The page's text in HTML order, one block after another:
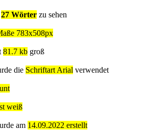
27 Wörter zu sehen
783x508px
81.7 kb groß
die Schriftart Arial verwendet
weiß
am 14.09.2022 erstellt